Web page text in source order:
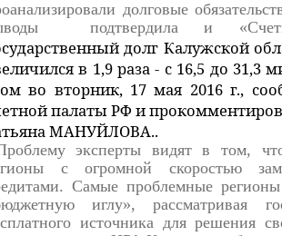
долговые
подтвердила и
долг Калужской
в 1,9 раза - с 16,5 до 31,3
во вторник, 17 мая 2016 г.,
палаты РФ и
МАНУЙЛОВА..
эксперты видят в том,
с огромной скоростью
Самые проблемные
иглу», рассматривая
источника для решения